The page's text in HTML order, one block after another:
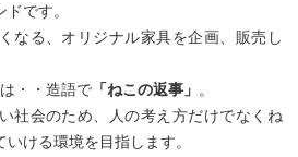
です。
なる、オリジナル家具を企画、販売し
・・造語で 「ねこの返事」 。
社会のため、人の考え方だけでなくね
ける環境を目指します。